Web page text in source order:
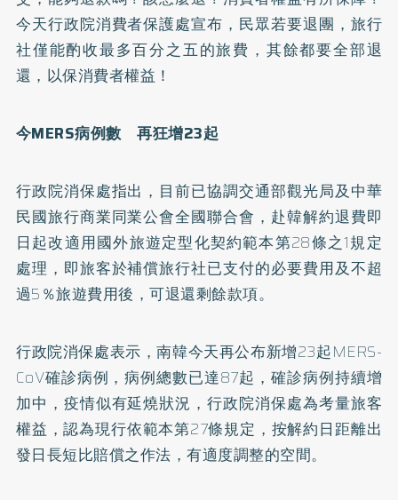
今天行政院消費者保護處宣布，民眾若要退團，旅行
社僅能酌收最多百分之五的旅費，其餘都要全部退
還，以保消費者權益！
今MERS病例數 再狂增23起
行政院消保處指出，目前已協調交通部觀光局及中華
民國旅行商業同業公會全國聯合會，赴韓解約退費即
日起改適用國外旅遊定型化契約範本第28條之1規定
處理，即旅客於補償旅行社已支付的必要費用及不超
過5％旅遊費用後，可退還剩餘款項。
行政院消保處表示，南韓今天再公布新增23起MERS-
CoV確診病例，病例總數已達87起，確診病例持續增
加中，疫情似有延燒狀況，行政院消保處為考量旅客
權益，認為現行依範本第27條規定，按解約日距離出
發日長短比賠償之作法，有適度調整的空間。